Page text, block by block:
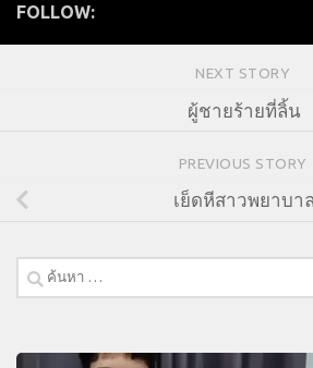
FOLLOW:
NEXT STORY
ผู้ชายร้ายที่ลิ้น
PREVIOUS STORY
เย็ดหีสาวพยาบาล
ค้นหา
สำหรับ: